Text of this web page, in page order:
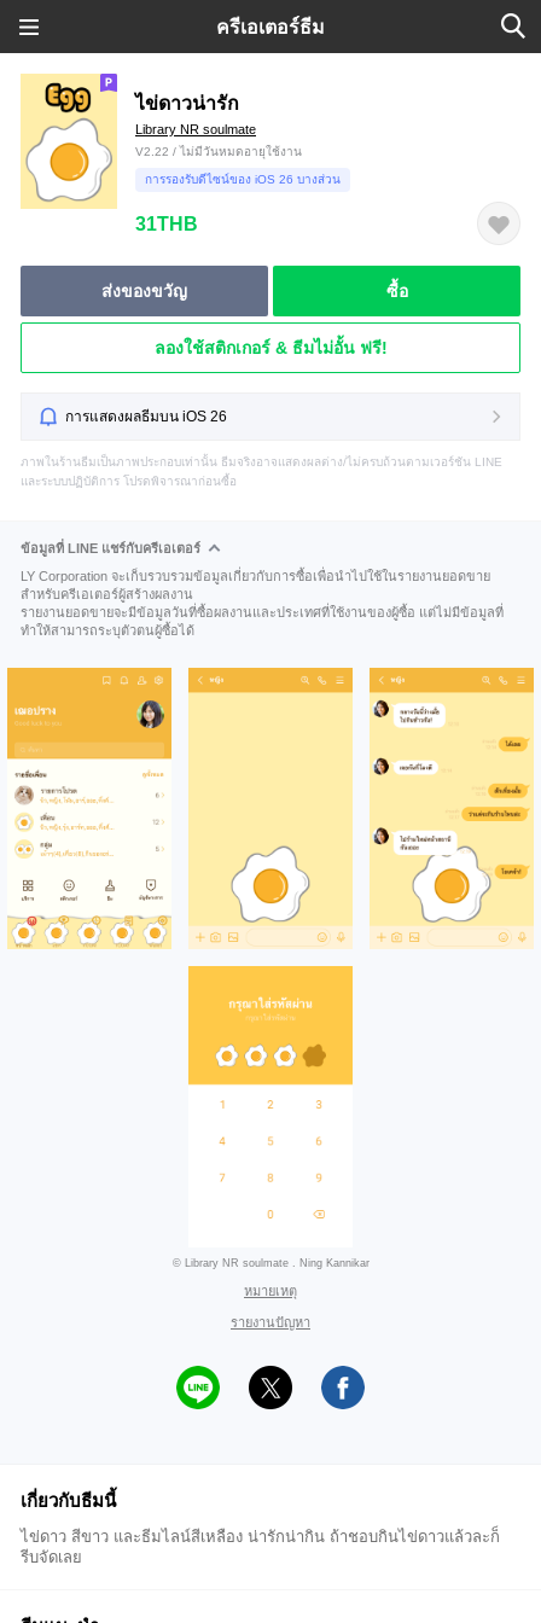
ครีเอเตอร์ธีม
ไข่ดาวน่ารัก
Library NR soulmate
V2.22 / ไม่มีวันหมดอายุใช้งาน
การรองรับดีไซน์ของ iOS 26 บางส่วน
31THB
ส่งของขวัญ ซื้อ
ลองใช้สติกเกอร์ & ธีมไม่อั้น ฟรี!
การแสดงผลธีมบน iOS 26
ภาพในร้านธีมเป็นภาพประกอบเท่านั้น ธีมจริงอาจแสดงผลต่าง/ไม่ครบถ้วนตามเวอร์ชัน LINE
และระบบปฏิบัติการ โปรดพิจารณาก่อนซื้อ
ข้อมูลที่ LINE แชร์กับครีเอเตอร์
LY Corporation จะเก็บรวบรวมข้อมูลเกี่ยวกับการซื้อเพื่อนำไปใช้ในรายงานยอดขาย
สำหรับครีเอเตอร์ผู้สร้างผลงาน
รายงานยอดขายจะมีข้อมูลวันที่ซื้อผลงานและประเทศที่ใช้งานของผู้ซื้อ แต่ไม่มีข้อมูลที่
ทำให้สามารถระบุตัวตนผู้ซื้อได้
© Library NR soulmate . Ning Kannikar
หมายเหตุ
รายงานปัญหา
เกี่ยวกับธีมนี้
ไข่ดาว สีขาว และธีมไลน์สีเหลือง น่ารักน่ากิน ถ้าชอบกินไข่ดาวแล้วละก็
รีบจัดเลย